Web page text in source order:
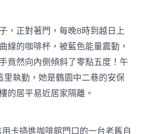
，正對著門，每晚8時到越日上
線的咖啡杯，被藍色能量震動，
竟然向內側傾斜了零點五度！午
里執勤，她是鶴園中二巷的安保
的居平易近居家隔離。
卡插進咖啡館門口的一台老舊自